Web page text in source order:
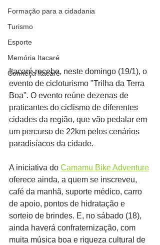
Formação para a cidadania
Turismo
Esporte
Memória Itacaré
Conheça Itacaré
Itacaré recebe, neste domingo (19/1), o
evento de cicloturismo "Trilha da Terra
Boa". O evento reúne dezenas de
praticantes do ciclismo de diferentes
cidades da região, que vão pedalar em
um percurso de 22km pelos cenários
paradisíacos da cidade.
A iniciativa do Camamu Bike Adventure
oferece ainda, a quem se inscreveu,
café da manhã, suporte médico, carro
de apoio, pontos de hidratação e
sorteio de brindes. E, no sábado (18),
ainda haverá confraternização, com
muita música boa e riqueza cultural de